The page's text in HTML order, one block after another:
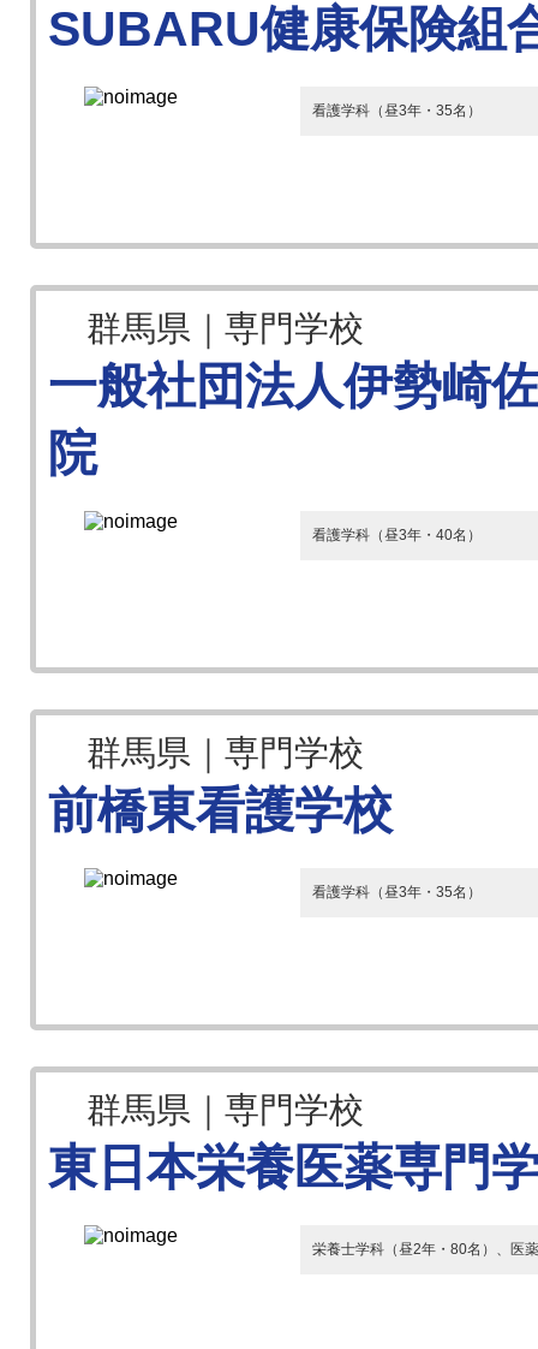
SUBARU健康保険
看護学科（昼3年・35名）
群馬県｜専門学校
一般社団法人伊勢崎
院
看護学科（昼3年・40名）
群馬県｜専門学校
前橋東看護学校
看護学科（昼3年・35名）
群馬県｜専門学校
東日本栄養医薬専門
栄養士学科（昼2年・80名）、医